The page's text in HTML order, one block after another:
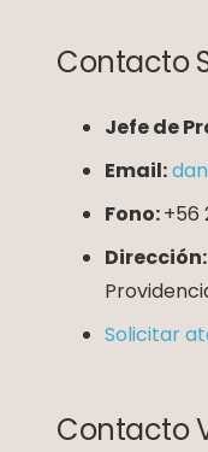
Contacto
Jefe de
Email:
Fono:+56
Dirección:
Solicitar
Contacto